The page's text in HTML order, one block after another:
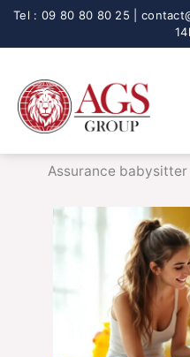
Aller
Assurance babysitter